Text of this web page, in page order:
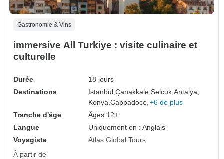
Gastronomie & Vins
immersive All Turkiye : visite culinaire et
culturelle
Durée
18 jours
Destinations
Istanbul,Çanakkale,Selcuk,Antalya,
Konya,Cappadoce, +6 de plus
Tranche d'âge
Âges 12+
Langue
Uniquement en : Anglais
Voyagiste
Atlas Global Tours
À partir de